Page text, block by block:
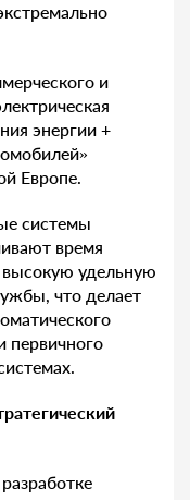
и
энергии +
Европе.
системы
время
высокую удельную
что делает
первичного